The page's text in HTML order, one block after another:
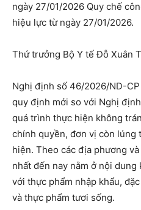
ngày 27/01/2026 Quy chế
hiệu lực từ ngày 27/01/2026.
Thứ trưởng Bộ Y tế Đỗ Xuân
Nghị định số 46/2026/ND-
quy định mới so với Nghị
quá trình thực hiện không
chính quyền, đơn vị còn
hiện. Theo các địa phương
nhất đến nay nằm ở nội
với thực phẩm nhập khẩu,
và thực phẩm tươi sống.